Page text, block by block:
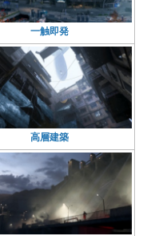
一触即発
高層建築